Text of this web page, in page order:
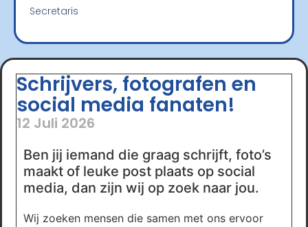
Secretaris
Schrijvers, fotografen en
social media fanaten!
12 Juli 2026
Ben jij iemand die graag schrijft, foto’s
maakt of leuke post plaats op social
media, dan zijn wij op zoek naar jou.
Wij zoeken mensen die samen met ons ervoor